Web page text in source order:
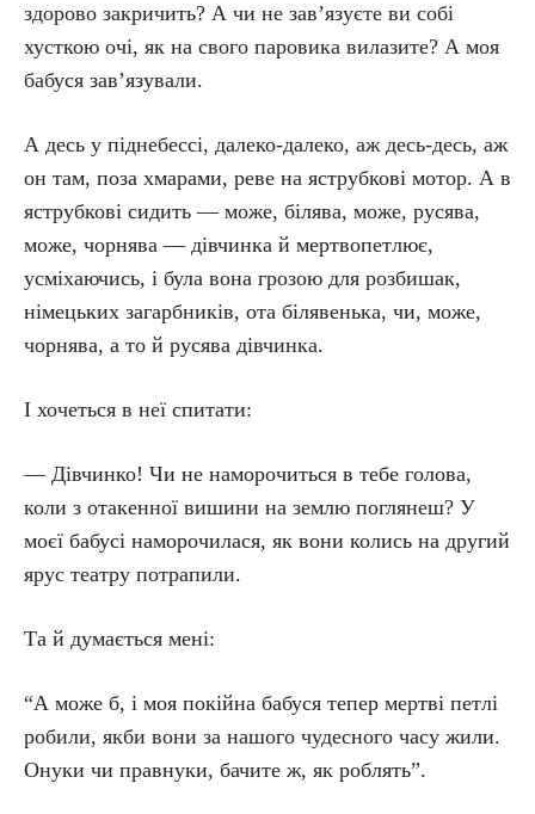
здорово закричить? А чи не зав’язуєте ви собі
хусткою очі, як на свого паровика вилазите? А моя
бабуся зав’язували.
А десь у піднебессі, далеко-далеко, аж десь-десь, аж
он там, поза хмарами, реве на яструбкові мотор. А в
яструбкові сидить — може, білява, може, русява,
може, чорнява — дівчинка й мертвопетлює,
усміхаючись, і була вона грозою для розбишак,
німецьких загарбників, ота білявенька, чи, може,
чорнява, а то й русява дівчинка.
І хочеться в неї спитати:
— Дівчинко! Чи не наморочиться в тебе голова,
коли з отакенної вишини на землю поглянеш? У
моєї бабусі наморочилася, як вони колись на другий
ярус театру потрапили.
Та й думається мені:
“А може б, і моя покійна бабуся тепер мертві петлі
робили, якби вони за нашого чудесного часу жили.
Онуки чи правнуки, бачите ж, як роблять”.